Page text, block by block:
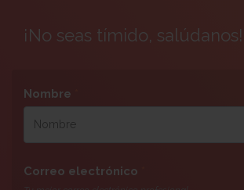
¡No seas tímido, salúdanos!
Nombre
Correo electrónico